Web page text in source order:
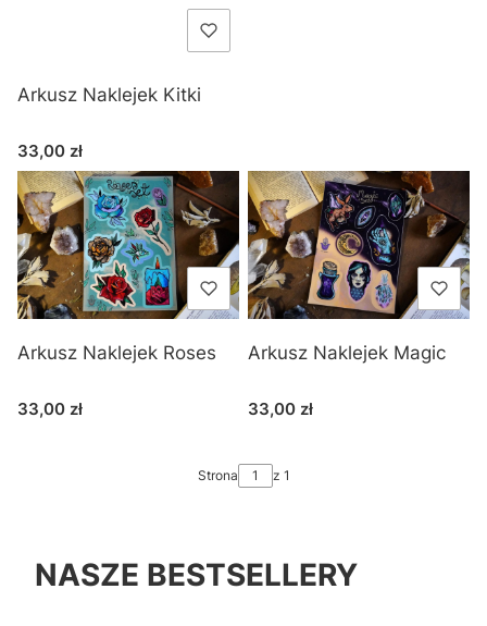
Arkusz Naklejek Kitki
Cena
33,00 zł
Arkusz Naklejek Roses
Cena
33,00 zł
Arkusz Naklejek Magic
Cena
33,00 zł
Strona z 1
NASZE BESTSELLERY